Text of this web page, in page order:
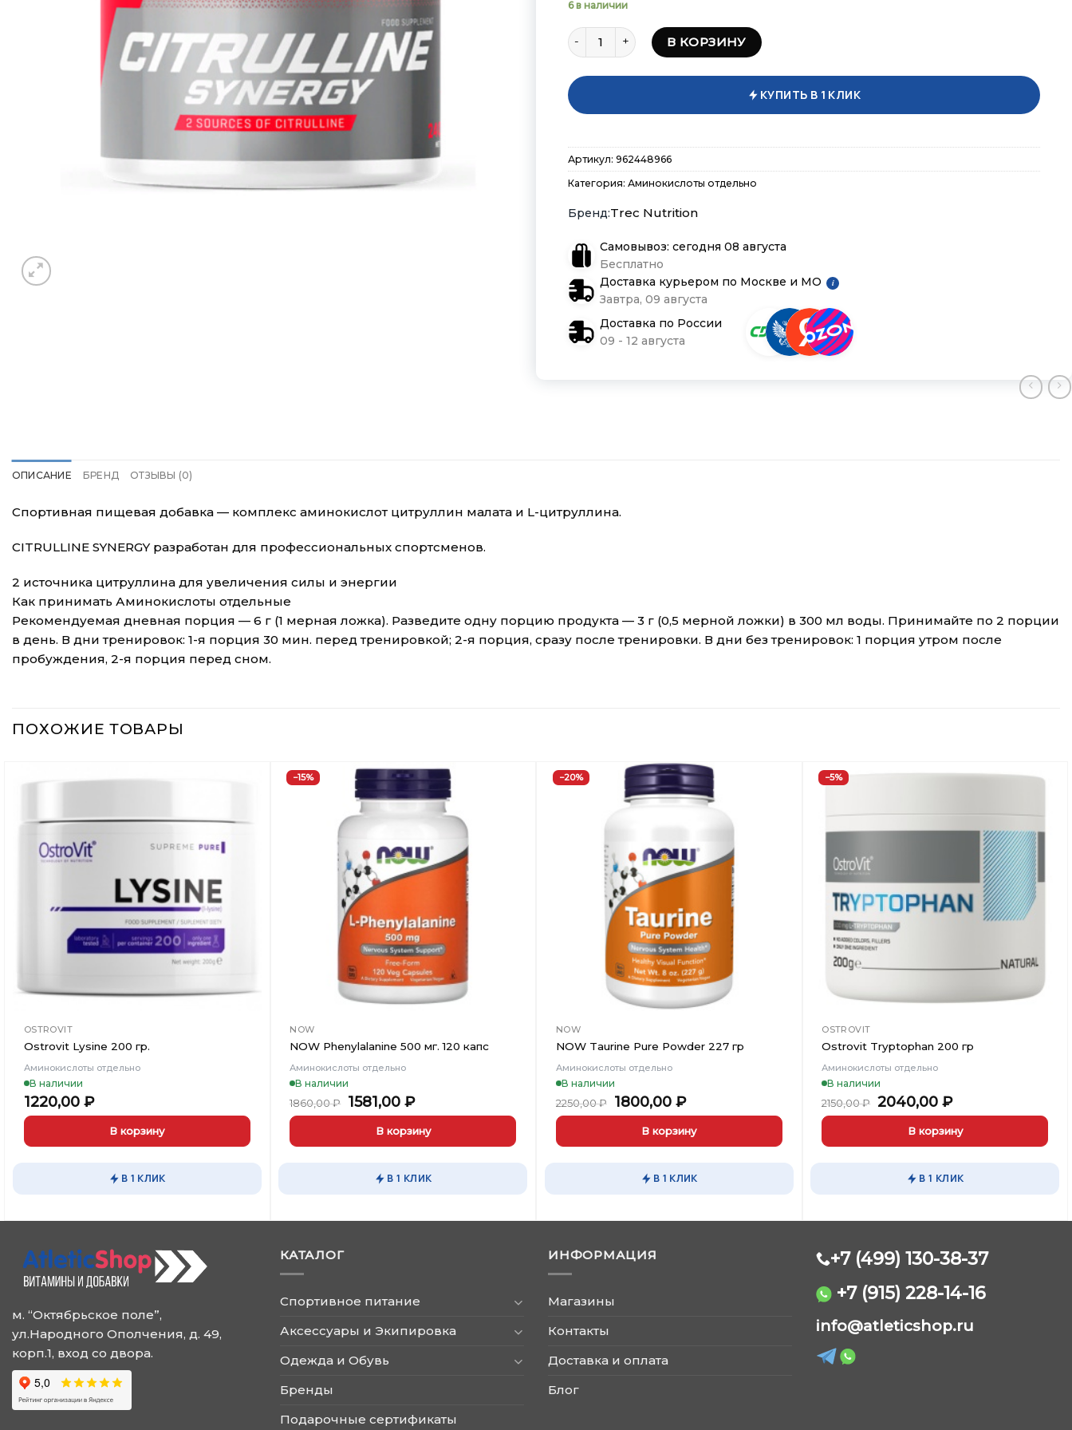
6 в наличии
Количество товара Trec Nutrition Citrulline Synergy 240 гр
В КОРЗИНУ
КУПИТЬ В 1 КЛИК
Артикул: 962448966
Категория: Аминокислоты отдельно
Trec Nutrition
Самовывоз: сегодня 08 августа
Бесплатно
Доставка курьером по Москве и МО
i
Завтра, 09 августа
Доставка по России
09 - 12 августа
ОПИСАНИЕ БРЕНД ОТЗЫВЫ (0)
Спортивная пищевая добавка — комплекс аминокислот цитруллин малата и L-цитруллина.
CITRULLINE SYNERGY разработан для профессиональных спортсменов.
2 источника цитруллина для увеличения силы и энергии
Как принимать Аминокислоты отдельные
Рекомендуемая дневная порция — 6 г (1 мерная ложка). Разведите одну порцию продукта — 3 г (0,5 мерной ложки) в 300 мл воды. Принимайте по 2 порции
в день. В дни тренировок: 1-я порция 30 мин. перед тренировкой; 2-я порция, сразу после тренировки. В дни без тренировок: 1 порция утром после
пробуждения, 2-я порция перед сном.
ПОХОЖИЕ ТОВАРЫ
в
OSTROVIT
Ostrovit Lysine 200 гр.
Аминокислоты отдельно
В наличии
1220,00 ₽
В корзину
В 1 КЛИК
−15%
NOW
NOW Phenylalanine 500 мг. 120 капс
Аминокислоты отдельно
В наличии
1860,00₽
Первоначальная
цена
составляла
1860,00 ₽.
1581,00₽Текущая
цена:
1581,00 ₽.
В корзину
В 1 КЛИК
−20%
NOW
NOW Taurine Pure Powder 227 гр
Аминокислоты отдельно
В наличии
2250,00₽
Первоначальная
цена
составляла
2250,00 ₽.
1800,00 ₽Текущая
цена:
1800,00 ₽.
В корзину
В 1 КЛИК
−5%
Добавить
Вишлист
OSTROVIT
Ostrovit Tryptophan 200 гр
Аминокислоты отдельно
В наличии
2150,00₽ Первоначальная
цена
составляла
2150,00 ₽.
2040,00₽Текущая
цена:
2040,00 ₽.
В корзину
В 1 КЛИК
м. “Октябрьское поле”,
ул.Народного Ополчения, д. 49,
корп.1, вход со двора.
КАТАЛОГ
Спортивное питание
Аксессуары и Экипировка
Одежда и Обувь
Бренды
Подарочные сертификаты
ИНФОРМАЦИЯ
Магазины
Контакты
Доставка и оплата
Блог
+7 (499) 130-38-37
+7 (915) 228-14-16
info@atleticshop.ru
Обычно отвечаем быстро